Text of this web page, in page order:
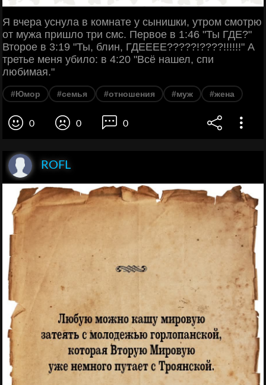
Я вчера уснула в комнате у сынишки, утром смотрю
от мужа пришло три смс. Первое в 1:46 "Ты ГДЕ?"
Второе в 3:19 "Ты, блин, ГДЕЕЕЕ?????!????!!!!!!" А
третье меня убило: в 4:20 "Всё нашел, спи
любимая."
#Юмор #семья #отношения #муж #жена
0 0 0
ROFL